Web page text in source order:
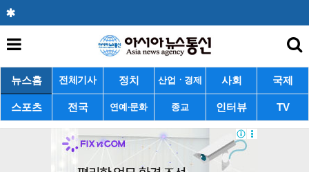
뉴스홈 전체기사 정치 산업ㆍ경제 사회 국제
스포츠 전국 연예·문화 종교 인터뷰 TV